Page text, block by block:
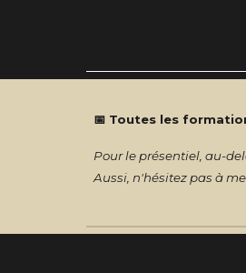
📅 Toutes les
Pour le présentiel, au-
Aussi, n'hésitez pas à